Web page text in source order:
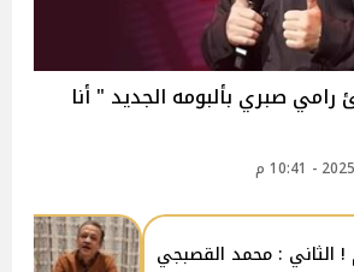
صبري بألبومه الجديد " أنا
الثاني : محمد القصبجي